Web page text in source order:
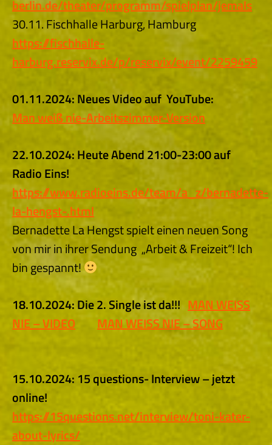
berlin.de/theater/programm/spielplan/jemals
30.11. Fischhalle Harburg, Hamburg
https://fischhalle-
harburg.reservix.de/p/reservix/event/2259459
01.11.2024: Neues Video auf YouTube:
Man weiß nie-Arbeitszimmer-Version
22.10.2024: Heute Abend 21:00-23:00 auf
RadioEins!
https://www.radioeins.de/team/a_z/bernadette-
la-hengst-.html
Bernadette La Hengst spielt einen neuen Song
von mir in ihrer Sendung „Arbeit & Freizeit“! Ich
bin gespannt!
18.10.2024: Die 2. Single ist da!!! MAN WEISS
NIE – VIDEO
MAN WEISS NIE – SONG
15.10.2024: 15 questions- Interview – jetzt
online!
https://15questions.net/interview/toni-kater-
about-lyrics/